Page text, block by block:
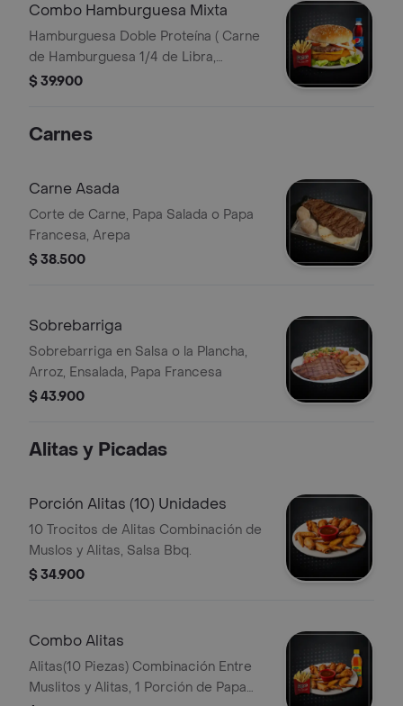
Combo Hamburguesa Mixta
Hamburguesa Doble Proteína ( Carne
de Hamburguesa 1/4 de Libra,
Hamburguesa de Pollo de 1/4 de
Papa Francesa, Bebida Personal
$ 39.900
Carnes
Carne Asada
Corte de Carne, Papa Salada o Papa
Francesa, Arepa
$ 38.500
Sobrebarriga
Sobrebarriga en Salsa o la Plancha,
Arroz, Ensalada, Papa Francesa
$ 43.900
Alitas y Picadas
Porción Alitas (10) Unidades
10 Trocitos de Alitas Combinación de
Muslos y Alitas, Salsa Bbq.
$ 34.900
Combo Alitas
Alitas(10 Piezas) Combinación Entre
Muslitos y Alitas, 1 Porción de Papa